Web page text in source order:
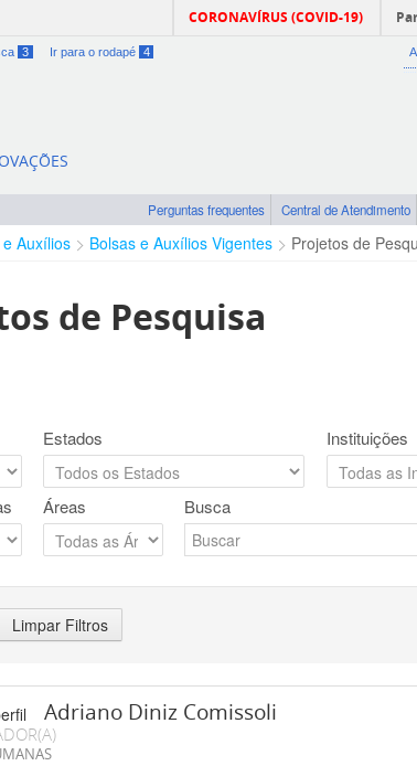
CORONAVÍRUS (COVID-19)
3 Ir para o rodapé 4
Perguntas frequentes Central de Atendimento
Auxílios Bolsas e Auxílios Vigentes Projetos de
de Pesquisa
Estados Instituições
Áreas Busca
Limpar Filtros
Adriano Diniz Comissoli